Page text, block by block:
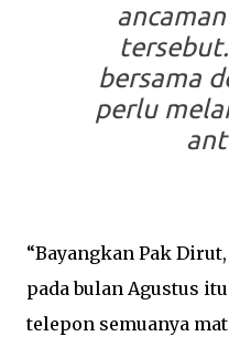
bersama
perlu
“Bayangkan Pak
pada bulan Agustus
telepon semuanya